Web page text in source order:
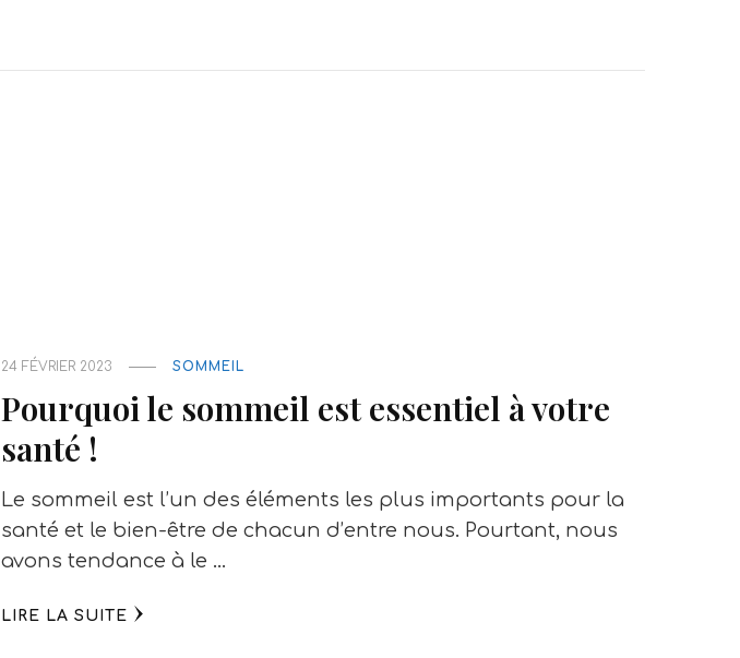
24 FÉVRIER 2023 SOMMEIL
Pourquoi le sommeil est essentiel à votre
santé !
Le sommeil est l’un des éléments les plus importants pour la
santé et le bien-être de chacun d’entre nous. Pourtant, nous
avons tendance à le …
LIRE LA SUITE